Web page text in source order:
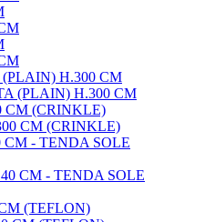
H.300 CM
CM (CRINKLE)
- TENDA SOLE
(TEFLON)